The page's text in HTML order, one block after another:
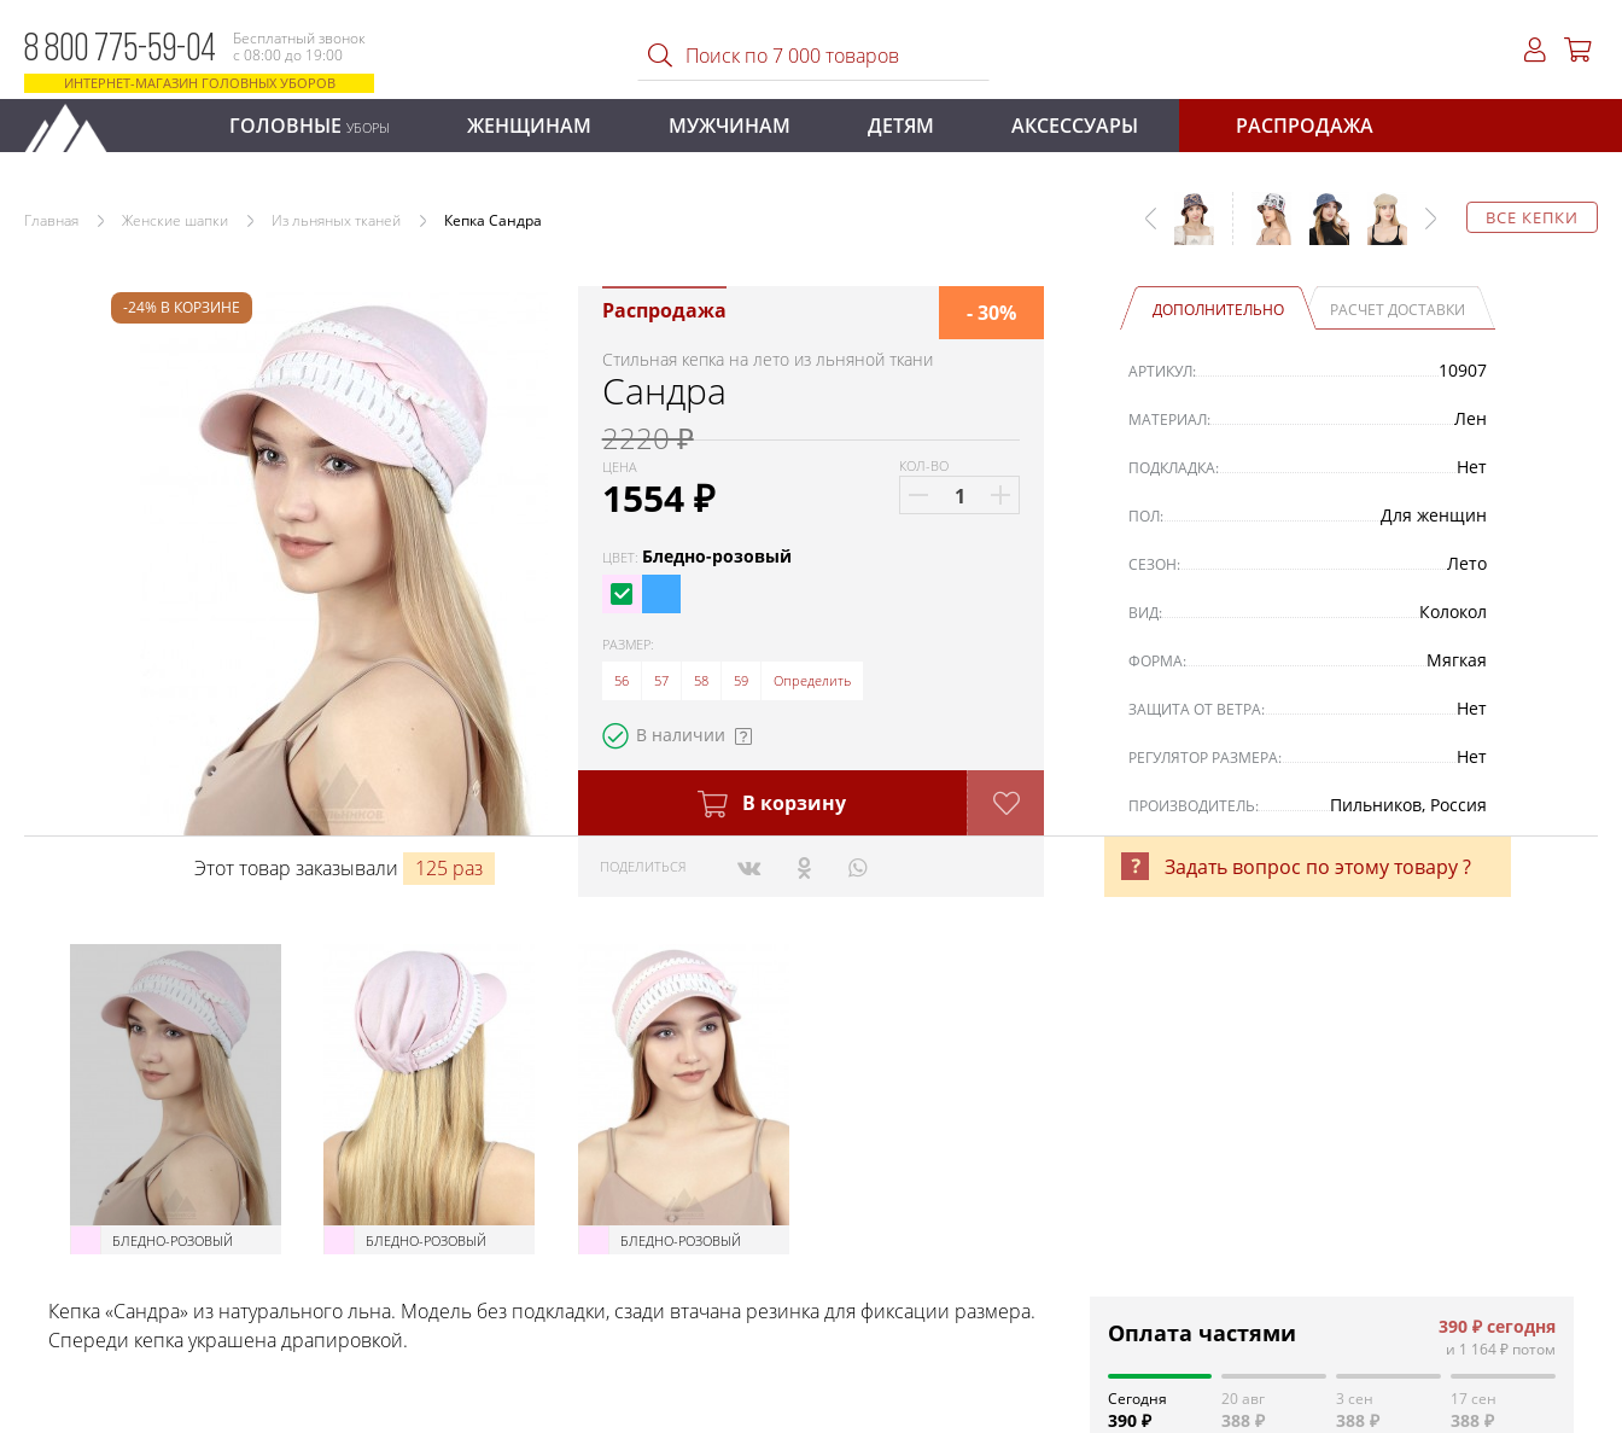
8 800 775-59-04
Бесплатный звонок
с 08:00 до 19:00
ИНТЕРНЕТ-МАГАЗИН ГОЛОВНЫХ УБОРОВ
ГОЛОВНЫЕ УБОРЫ ЖЕНЩИНАМ МУЖЧИНАМ ДЕТЯМ АКСЕССУАРЫ РАСПРОДАЖА
ВСЕ КЕПКИ
Главная Женские шапки Из льняных тканей Кепка Сандра
-24% В КОРЗИНЕ Распродажа
Стильная кепка на лето из льняной ткани
Сандра
2220 ₽
ЦЕНА
1554₽
- 30%
КОЛ-ВО
ЦВЕТ: Бледно-розовый
РАЗМЕР:
56
57 58 59 Определить
В наличии
В корзину
ПОДЕЛИТЬСЯ
ДОПОЛНИТЕЛЬНО РАСЧЕТ ДОСТАВКИ
АРТИКУЛ: 10907
МАТЕРИАЛ: Лен
ПОДКЛАДКА: Нет
ПОЛ: Для женщин
СЕЗОН: Лето
ВИД: Колокол
ФОРМА: Мягкая
ЗАЩИТА ОТ ВЕТРА: Нет
РЕГУЛЯТОР РАЗМЕРА: Нет
ПРОИЗВОДИТЕЛЬ: Пильников, Россия
Этот товар заказывали 125 раз Задать вопрос по этому товару ?
БЛЕДНО-РОЗОВЫЙ БЛЕДНО-РОЗОВЫЙ БЛЕДНО-РОЗОВЫЙ
Кепка «Сандра» из натурального льна. Модель без подкладки, сзади втачана резинка для фиксации размера.
Спереди кепка украшена драпировкой.
Оплата частями 390 ₽сегодня
и 1 164 ₽потом
Сегодня
390 ₽
20 авг
388 ₽
3 сен
388 ₽
17 сен
388 ₽